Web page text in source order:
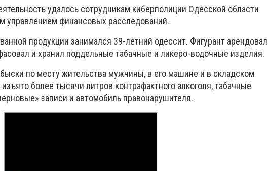
удалось сотрудникам киберполиции Одесской области
управлением финансовых расследований.
продукции занимался 39-летний одессит. Фигурант арендовал
и хранил поддельные табачные и ликеро-водочные изделия.
по месту жительства мужчины, в его машине и в складском
более тысячи литров контрафактного алкоголя, табачные
записи и автомобиль правонарушителя.